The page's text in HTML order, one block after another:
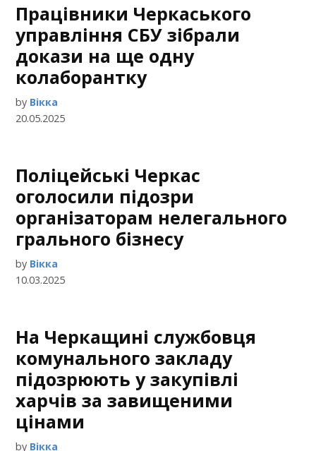
Працівники Черкаського
управління СБУ зібрали
докази на ще одну
колаборантку
by Вікка
20.05.2025
Поліцейські Черкас
оголосили підозри
організаторам нелегального
грального бізнесу
by Вікка
10.03.2025
На Черкащині службовця
комунального закладу
підозрюють у закупівлі
харчів за завищеними
цінами
by Вікка